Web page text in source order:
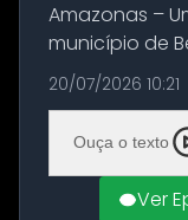
Amazonas –
município de
com a
quilos de
embarcação
materia...
20/07/2026 10:21
Ouça o texto
Ver